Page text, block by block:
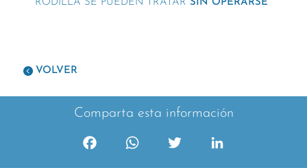
RODILLA SE PUEDEN TRATARSIN OPERARSE
VOLVER
Comparta esta información